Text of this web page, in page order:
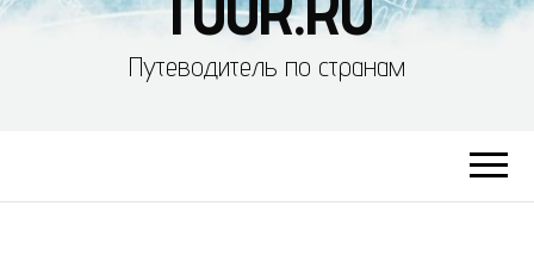
Путеводитель по странам